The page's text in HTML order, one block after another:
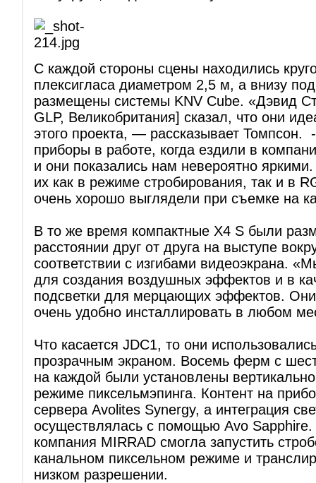
С каждой стороны сцены находились
плексигласа диаметром 2,5 м, а внизу
размещены системы KNV Cube. «Дэвид
GLP, Великобритания] сказал, что они
этого проекта, — рассказывает
приборы в работе, когда ездили в
и они показались нам невероятно
их как в режиме стробирования, так и в
очень хорошо выглядели при съемке на
В то же время компактные X4 S были
расстоянии друг от друга на выступе
соответствии с изгибами видеоэкрана.
для создания воздушных эффектов и в
подсветки для мерцающих эффектов. Они
очень удобно инсталлировать в любом
Что касается JDC1, то они
прозрачным экраном. Восемь ферм с
на каждой были установлены
режиме пиксельмэпинга. Контент на
сервера Avolites Synergy, а интеграция
осуществлялась с помощью Avo
компания MIRRAD смогла запустить
канальном пиксельном режиме и
низком разрешении.